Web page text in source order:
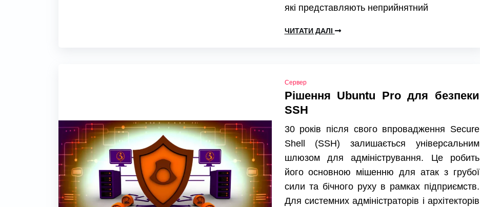
які представляють неприйнятний
ЧИТАТИ ДАЛІ
Сервер
Рішення Ubuntu Pro для безпеки
SSH
30 років після свого впровадження Secure
Shell (SSH) залишається універсальним
шлюзом для адміністрування. Це робить
його основною мішенню для атак з грубої
сили та бічного руху в рамках підприємств.
Для системних адміністраторів і архітекторів